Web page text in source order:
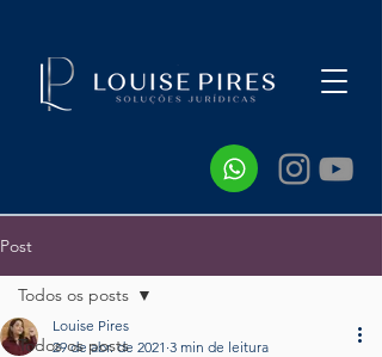
Post
Todos os posts
Todos os posts
Louise Pires
29 de abr. de 2021 3 min de leitura